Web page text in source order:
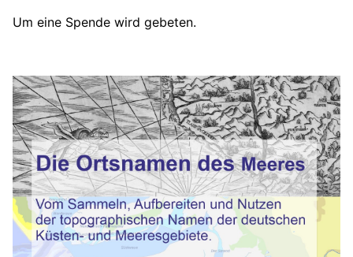
Um eine Spende wird gebeten.